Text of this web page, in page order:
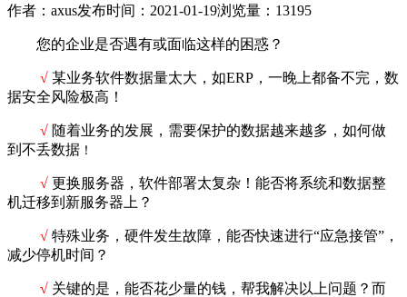
作者：axus发布时间：2021-01-19浏览量：13195
您的企业是否遇有或面临这样的困惑？
√ 某业务软件数据量太大，如ERP，一晚上都备不完，数
据安全风险极高！
√ 随着业务的发展，需要保护的数据越来越多，如何做
到不丢数据 ！
√ 更换服务器，软件部署太复杂！能否将系统和数据整
机迁移到新服务器上？
√ 特殊业务，硬件发生故障，能否快速进行“应急接管”，
减少停机时间？
√ 关键的是，能否花少量的钱，帮我解决以上问题？而